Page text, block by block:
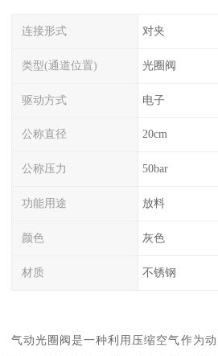
连接形式 对夹
类型(通道位置) 光圈阀
驱动方式 电子
公称直径 20cm
公称压力 50bar
功能用途 放料
颜色 灰色
材质 不锈钢
气动光圈阀是一种利用压缩空气作为